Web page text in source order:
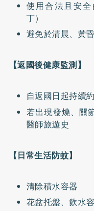
使用合法且安
丁）
避免於清晨、黃
【返國後健康監測】
自返國日起持續
若出現發燒、關
醫師旅遊史
【日常生活防蚊】
清除積水容器
花盆托盤、飲水